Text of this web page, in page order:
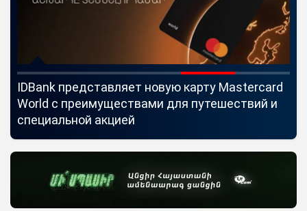
IDBank представляет новую карту Mastercard
World с преимуществами для путешествий и
специальной акцией